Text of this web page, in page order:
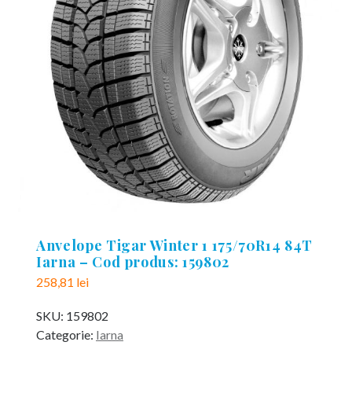
Anvelope Tigar Winter 1 175/70R14 84T
Iarna – Cod produs: 159802
258,81 lei
SKU: 159802
Categorie: Iarna